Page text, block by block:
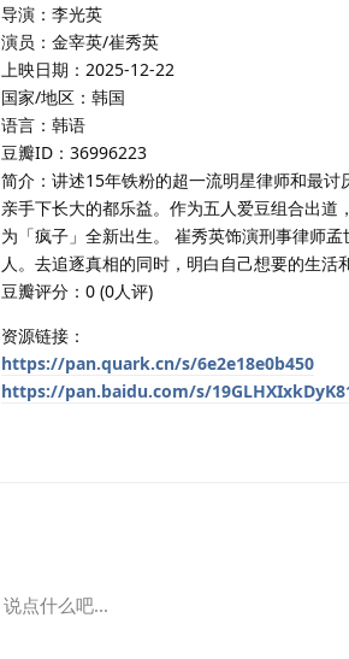
导演：李光英
演员：金宰英/崔秀英
上映日期：2025-12-22
国家/地区：韩国
语言：韩语
豆瓣ID：36996223
简介：讲述15年铁粉的超一流明星律师和最
亲手下长大的都乐益。作为五人爱豆组合出
为「疯子」全新出生。 崔秀英饰演刑事律师
人。去追逐真相的同时，明白自己想要的生活
豆瓣评分：0 (0人评)
资源链接：
https://pan.quark.cn/s/6e2e18e0b450
https://pan.baidu.com/s/
说点什么吧...